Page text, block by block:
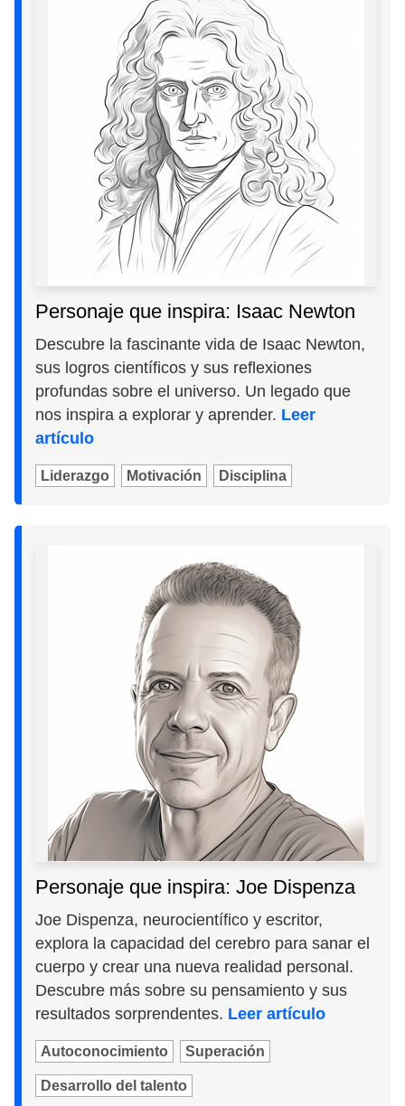
Personaje que inspira: Isaac Newton
Descubre la fascinante vida de Isaac Newton,
sus logros científicos y sus reflexiones
profundas sobre el universo. Un legado que
nos inspira a explorar y aprender. Leer
artículo
Liderazgo Motivación Disciplina
Personaje que inspira: Joe Dispenza
Joe Dispenza, neurocientífico y escritor,
explora la capacidad del cerebro para sanar el
cuerpo y crear una nueva realidad personal.
Descubre más sobre su pensamiento y sus
resultados sorprendentes. Leer artículo
Autoconocimiento Superación
Desarrollo del talento